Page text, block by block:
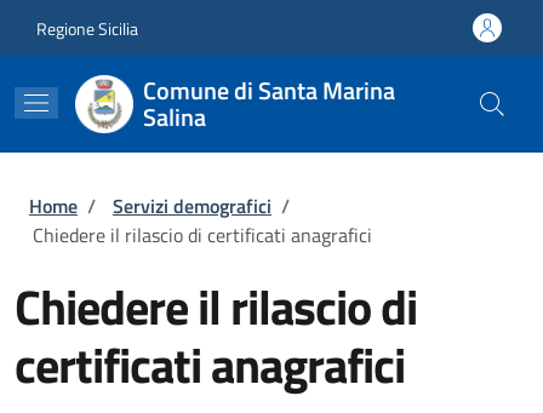
Regione Sicilia
Comune di Santa Marina
Salina
Briciole di pane
Home / Servizi demografici /
Chiedere il rilascio di certificati anagrafici
Chiedere il rilascio di
certificati anagrafici